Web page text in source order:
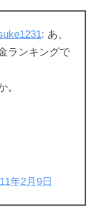
: あ、
ランキングで
。
年2月9日